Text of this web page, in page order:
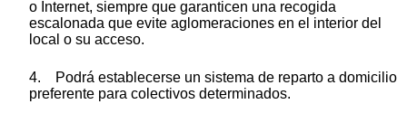
o Internet, siempre que garanticen una recogida
escalonada que evite aglomeraciones en el interior del
local o su acceso.
4. Podrá establecerse un sistema de reparto a domicilio
preferente para colectivos determinados.